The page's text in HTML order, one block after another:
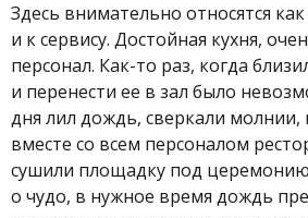
Здесь внимательно относятся
и к сервису. Достойная кухня,
персонал. Как-то раз, когда
и перенести ее в зал было
дня лил дождь, сверкали молнии,
вместе со всем персоналом
сушили площадку под
о чудо, в нужное время дождь